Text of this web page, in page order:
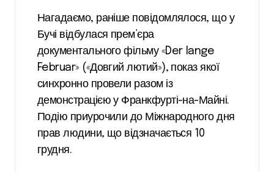
Нагадаємо, раніше повідомлялося, що у
Бучі відбулася прем’єра
документального фільму «Der lange
Februar» («Довгий лютий»), показ якої
синхронно провели разом із
демонстрацією у Франкфурті-на-Майні.
Подію приурочили до Міжнародного дня
прав людини, що відзначається 10
грудня.